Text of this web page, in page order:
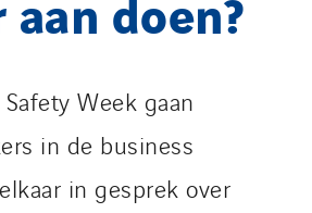
Week gaan
in de business
in gesprek over